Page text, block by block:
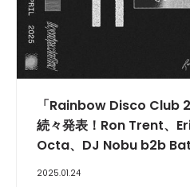
「Rainbow Disco Club
続々発表！Ron Trent、
Octa、DJ Nobu b2b
2025.01.24